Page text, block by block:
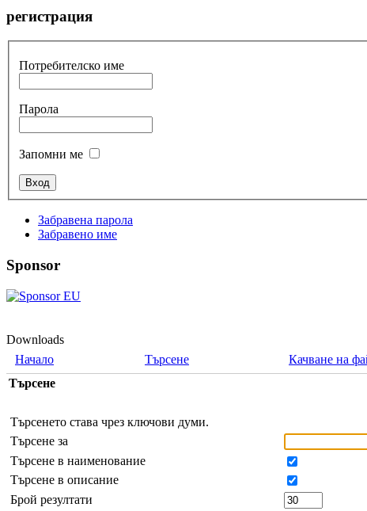
регистрация
Потребителско име
Парола
Запомни ме
Забравена парола
Забравено име
Sponsor
Downloads
Начало
Търсене
Качване на
Търсене
Търсенето става чрез ключови думи.
Търсене за
Търсене в наименование
Търсене в описание
Брой резултати